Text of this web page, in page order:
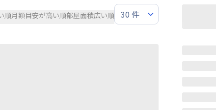
順月額目安が高い順部屋面積広い順